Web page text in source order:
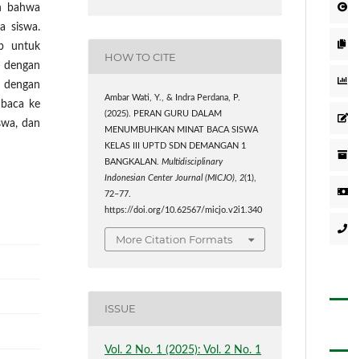
bahwa
siswa.
untuk
ke
dan
HOW TO CITE
Ambar Wati, Y., & Indra Perdana, P.
(2025). PERAN GURU DALAM
MENUMBUHKAN MINAT BACA SISWA
KELAS III UPTD SDN DEMANGAN 1
BANGKALAN.Multidisciplinary
Indonesian Center Journal (MICJO),2(1),
72–77.
https://doi.org/10.62567/micjo.v2i1.340
More Citation Formats
ISSUE
Vol. 2 No. 1 (2025): Vol. 2 No. 1